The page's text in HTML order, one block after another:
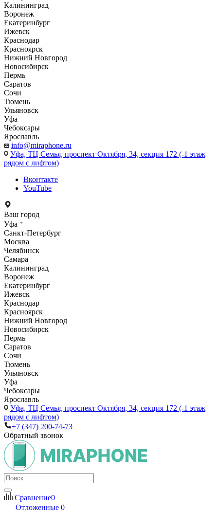
Калининград
Воронеж
Екатеринбург
Ижевск
Краснодар
Красноярск
Нижний Новгород
Новосибирск
Пермь
Саратов
Сочи
Тюмень
Ульяновск
Уфа
Чебоксары
Ярославль
info@miraphone.ru
Уфа, ТЦ Семья, проспект Октября, 34, секция 172 (-1 этаж
рядом с лифтом)
Вконтакте
YouTube
Ваш город
Уфа
Санкт-Петербург
Москва
Челябинск
Самара
Калининград
Воронеж
Екатеринбург
Ижевск
Краснодар
Красноярск
Нижний Новгород
Новосибирск
Пермь
Саратов
Сочи
Тюмень
Ульяновск
Уфа
Чебоксары
Ярославль
Уфа, ТЦ Семья, проспект Октября, 34, секция 172 (-1 этаж
рядом с лифтом)
+7 (347) 200-74-73
Обратный звонок
Сравнение0
Отложенные 0